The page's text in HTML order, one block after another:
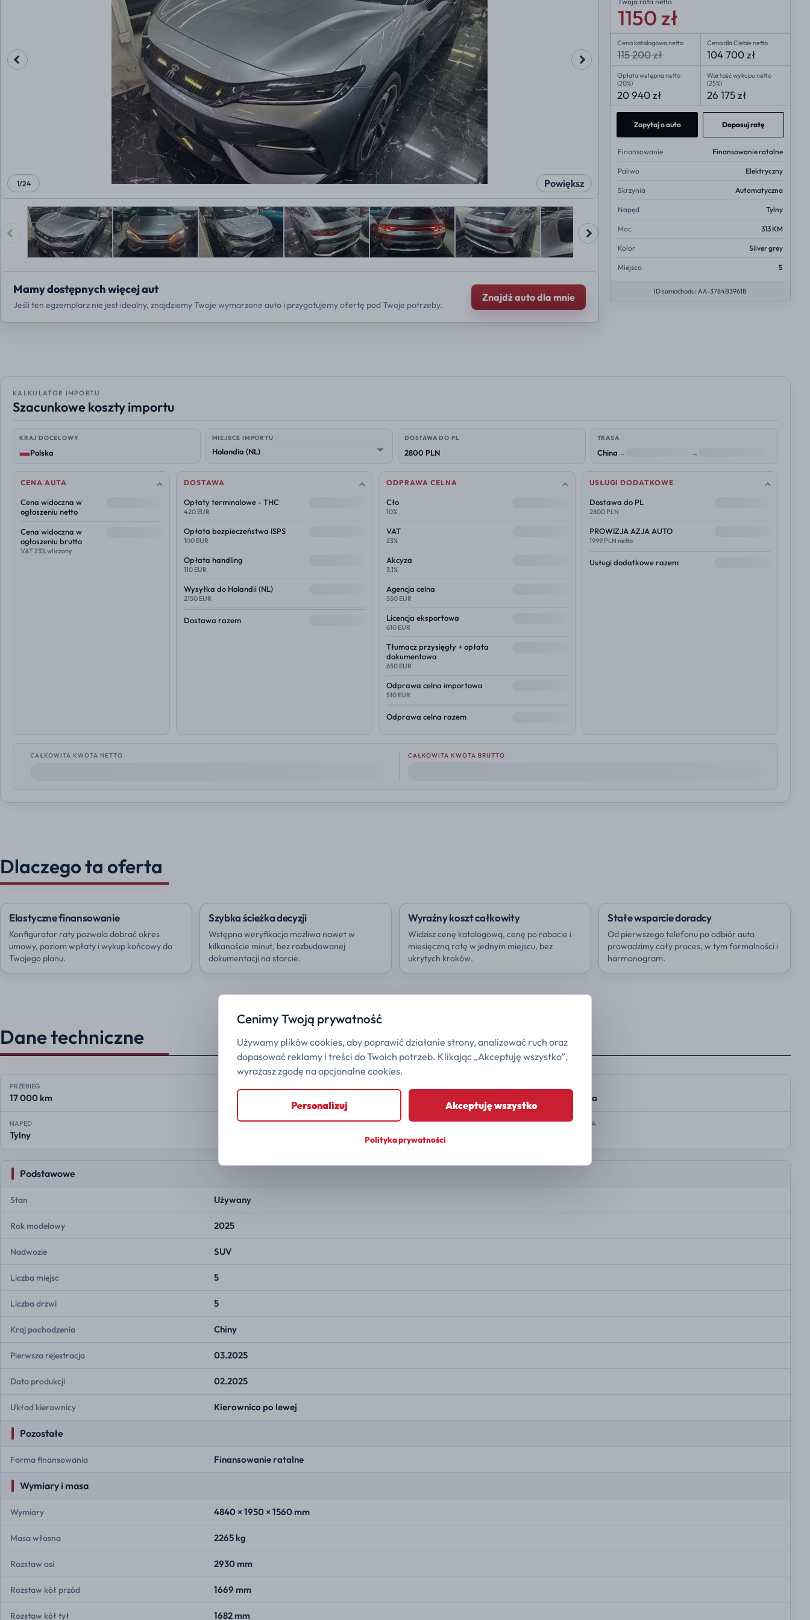
Powiększ
1/24
Mamy dostępnych więcej aut
Jeśli ten egzemplarz nie jest idealny, znajdziemy Twoje wymarzone auto i przygotujemy ofertę pod Twoje potrzeby.
Znajdź auto dla mnie
1150 zł
Cena katalogowa netto
115 200 zł
Cena dla Ciebie netto
104 700 zł
Opłata wstępna netto
(20%)
20 940 zł
Wartość wykupu netto
(25%)
26 175 zł
Zapytaj o auto Dopasuj ratę
Finansowanie Finansowanie ratalne
Paliwo Elektryczny
Skrzynia Automatyczna
Napęd Tylny
Moc 313 KM
Kolor Silver grey
Miejsca 5
ID samochodu: AA-3784B3961B
KALKULATOR IMPORTU
Szacunkowe koszty importu
KRAJ DOCELOWY
Polska
MIEJSCE IMPORTU DOSTAWA DO PL
2800 PLN
TRASA
China→ →
CENA AUTA
Cena widoczna w
ogłoszeniu netto
Cena widoczna w
ogłoszeniu brutto
VAT 23% wliczony
DOSTAWA
Opłaty terminalowe - THC
420 EUR
Opłata bezpieczeństwa ISPS
100 EUR
Opłata handling
110 EUR
Wysyłka do Holandii (NL)
2150 EUR
Dostawa razem
ODPRAWA CELNA
Cło
10%
VAT
23%
Akcyza
3,1%
Agencja celna
550 EUR
Licencja eksportowa
610 EUR
Tłumacz przysięgły + opłata
dokumentowa
650 EUR
Odprawa celna importowa
510 EUR
Odprawa celna razem
USŁUGI DODATKOWE
Dostawa do PL
2800 PLN
PROWIZJA AZJA AUTO
1999 PLN netto
Usługi dodatkowe razem
CAŁKOWITA KWOTA NETTO CAŁKOWITA KWOTA BRUTTO
Dlaczego ta oferta
Elastyczne finansowanie
Konfigurator raty pozwala dobrać okres
umowy, poziom wpłaty i wykup końcowy do
Twojego planu.
Szybka ścieżka decyzji
Wstępna weryfikacja możliwa nawet w
kilkanaście minut, bez rozbudowanej
dokumentacji na starcie.
Wyraźny koszt całkowity
Widzisz cenę katalogową, cenę po rabacie i
miesięczną ratę w jednym miejscu, bez
ukrytych kroków.
Stałe wsparcie doradcy
Od pierwszego telefonu po odbiór auta
prowadzimy cały proces, w tym formalności i
harmonogram.
Dane techniczne
PRZEBIEG
17 000 km Automatyczna
NAPĘD
Tylny
MOC KOLOR NADWOZIA
Podstawowe
Stan Używany
Rok modelowy 2025
Nadwozie SUV
Liczba miejsc 5
Liczba drzwi 5
Kraj pochodzenia Chiny
Pierwsza rejestracja 03.2025
Data produkcji 02.2025
Układ kierownicy Kierownica po lewej
Pozostałe
Forma finansowania Finansowanie ratalne
Wymiary i masa
Wymiary 4840 × 1950 × 1560 mm
Masa własna 2265 kg
Rozstaw osi 2930 mm
Rozstaw kół przód 1669 mm
Rozstaw kół tył 1682 mm
Cenimy Twoją prywatność
Używamy plików cookies, aby poprawić działanie strony, analizować ruch oraz
dopasować reklamy i treści do Twoich potrzeb. Klikając „Akceptuję wszystko”,
wyrażasz zgodę na opcjonalne cookies.
Personalizuj Akceptuję wszystko
Polityka prywatności